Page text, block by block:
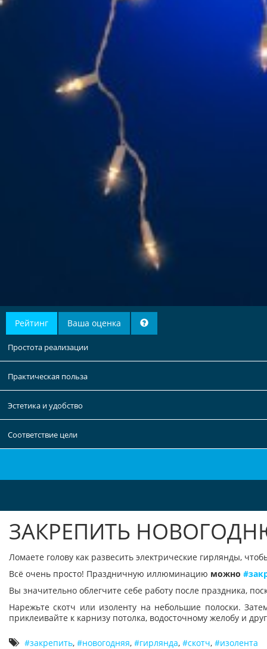
Рейтинг Ваша оценка
Простота реализации
Практическая польза
Эстетика и удобство
Соответствие цели
ЗАКРЕПИТЬ
Ломаете голову как развесить электрические гирлянды,
Всё очень просто! Праздничную иллюминацию можно
Вы значительно облегчите себе работу после праздника,
Нарежьте скотч или изоленту на небольшие полоски.
приклеивайте к карнизу потолка, водосточному желобу и
закрепить, новогодняя, гирлянда, скотч, изолента